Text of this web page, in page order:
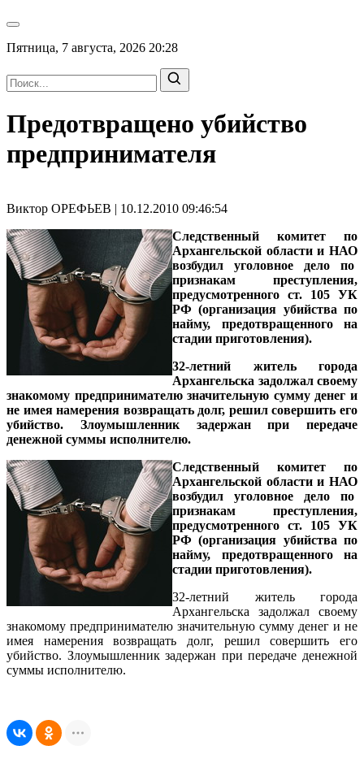
Пятница, 7 августа, 2026 20:28
Предотвращено убийство
предпринимателя
Виктор ОРЕФЬЕВ | 10.12.2010 09:46:54
Следственный комитет по
Архангельской области и НАО
возбудил уголовное дело по
признакам преступления,
предусмотренного ст. 105 УК
РФ (организация убийства по
найму, предотвращенного на
стадии приготовления).
32-летний житель города
Архангельска задолжал своему
знакомому предпринимателю значительную сумму денег и
не имея намерения возвращать долг, решил совершить его
убийство. Злоумышленник задержан при передаче
денежной суммы исполнителю.
Следственный комитет по
Архангельской области и НАО
возбудил уголовное дело по
признакам преступления,
предусмотренного ст. 105 УК
РФ (организация убийства по
найму, предотвращенного на
стадии приготовления).
32-летний житель города
Архангельска задолжал своему
знакомому предпринимателю значительную сумму денег и не
имея намерения возвращать долг, решил совершить его
убийство. Злоумышленник задержан при передаче денежной
суммы исполнителю.